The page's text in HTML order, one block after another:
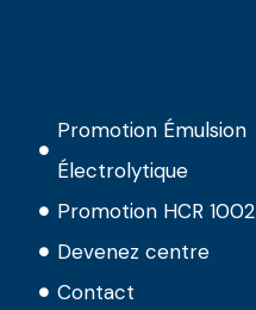
Promotion Émulsion
Électrolytique
Promotion HCR 1002
Devenez centre
Contact